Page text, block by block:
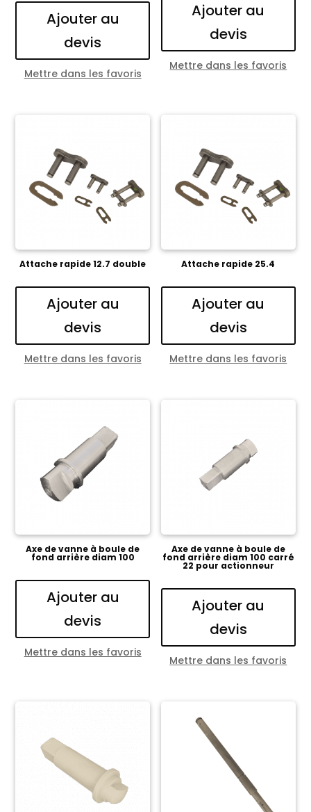
Ajouter au
devis
Mettre dans les favoris
Ajouter au
devis
Mettre dans les favoris
Attache rapide 12.7 double
Ajouter au
devis
Mettre dans les favoris
Attache rapide 25.4
Ajouter au
devis
Mettre dans les favoris
Axe de vanne à boule de
fond arrière diam 100
Ajouter au
devis
Mettre dans les favoris
Axe de vanne à boule de
fond arrière diam 100 carré
22 pour actionneur
Ajouter au
devis
Mettre dans les favoris